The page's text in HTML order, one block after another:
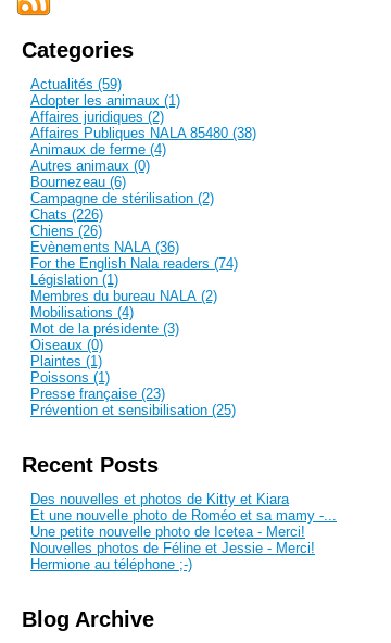
Categories
Actualités (59)
Adopter les animaux (1)
Affaires juridiques (2)
Affaires Publiques NALA 85480 (38)
Animaux de ferme (4)
Autres animaux (0)
Bournezeau (6)
Campagne de stérilisation (2)
Chats (226)
Chiens (26)
Evènements NALA (36)
For the English Nala readers (74)
Législation (1)
Membres du bureau NALA (2)
Mobilisations (4)
Mot de la présidente (3)
Oiseaux (0)
Plaintes (1)
Poissons (1)
Presse française (23)
Prévention et sensibilisation (25)
Recent Posts
Des nouvelles et photos de Kitty et Kiara
Et une nouvelle photo de Roméo et sa mamy -...
Une petite nouvelle photo de Icetea - Merci!
Nouvelles photos de Féline et Jessie - Merci!
Hermione au téléphone ;-)
Blog Archive